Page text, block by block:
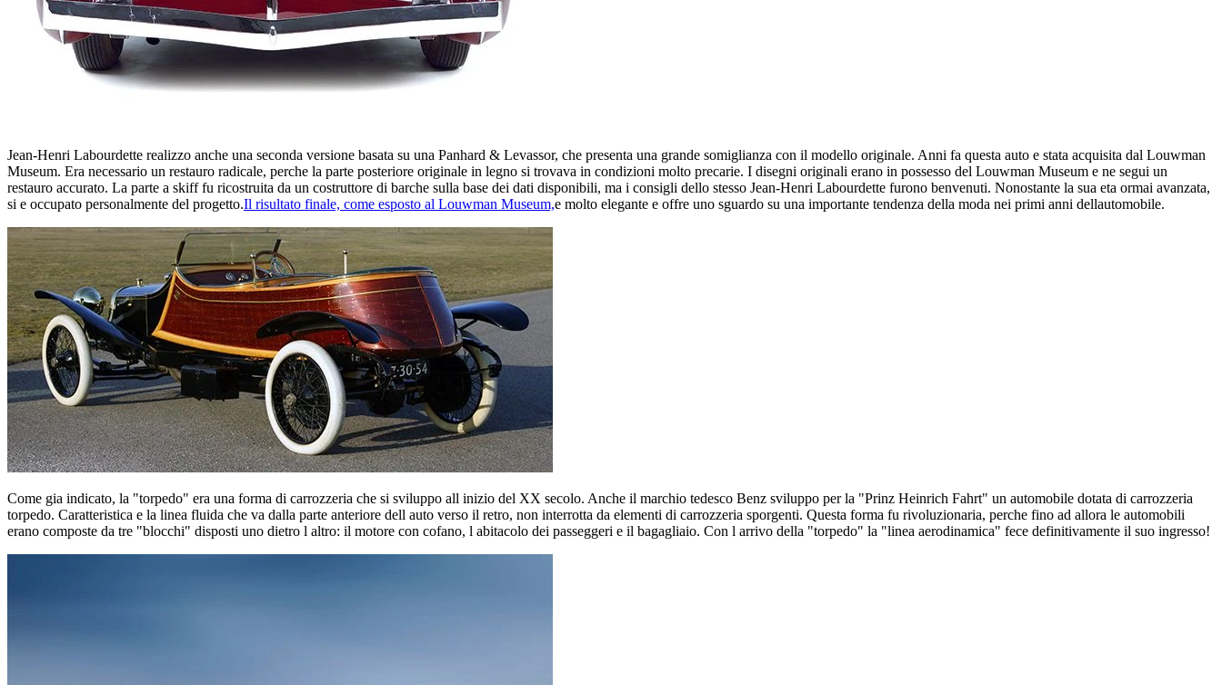
Jean-Henri Labourdette realizzo anche una seconda versione basata su una Panhard & Levassor, che presenta una grande somiglianza con il modello originale. Anni fa questa auto e stata acquisita dal Louwman
Museum. Era necessario un restauro radicale, perche la parte posteriore originale in legno si trovava in condizioni molto precarie. I disegni originali erano in possesso del Louwman Museum e ne segui un
restauro accurato. La parte a skiff fu ricostruita da un costruttore di barche sulla base dei dati disponibili, ma i consigli dello stesso Jean-Henri Labourdette furono benvenuti. Nonostante la sua eta ormai avanzata,
si e occupato personalmente del progetto.Il risultato finale, come esposto al Louwman Museum,e molto elegante e offre uno sguardo su una importante tendenza della moda nei primi anni dellautomobile.
Come gia indicato, la "torpedo" era una forma di carrozzeria che si sviluppo all inizio del XX secolo. Anche il marchio tedesco Benz sviluppo per la "Prinz Heinrich Fahrt" un automobile dotata di carrozzeria
torpedo. Caratteristica e la linea fluida che va dalla parte anteriore dell auto verso il retro, non interrotta da elementi di carrozzeria sporgenti. Questa forma fu rivoluzionaria, perche fino ad allora le automobili
erano composte da tre "blocchi" disposti uno dietro l altro: il motore con cofano, l abitacolo dei passeggeri e il bagagliaio. Con l arrivo della "torpedo" la "linea aerodinamica" fece definitivamente il suo ingresso!